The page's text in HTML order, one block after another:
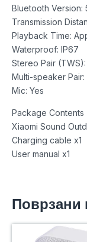
Bluetooth Version:
Transmission
Playback Time:
Waterproof: IP67
Stereo Pair (TWS):
Multi-speaker Pair:
Mic: Yes
Package Contents
Xiaomi Sound
Charging cable x1
User manual x1
Поврзани